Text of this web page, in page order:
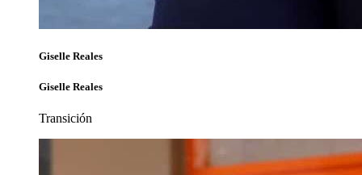
Giselle Reales
Giselle Reales
Transición